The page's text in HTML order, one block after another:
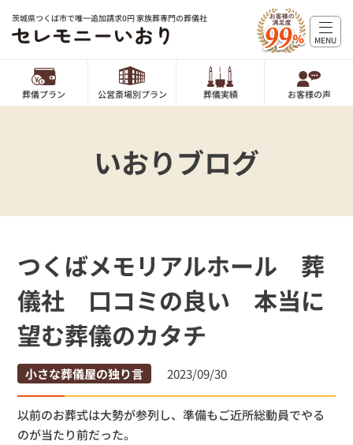
茨城県つくば市で唯一追加請求0円 家族葬専門の葬儀社
葬儀プラン 公営斎場別プラン 葬儀実績 お客様の声
MENU
いおりブログ
つくばメモリアルホール 葬
儀社 口コミの良い 本当に
望む葬儀のカタチ
小さな葬儀屋の独り言 2023/09/30
以前のお葬式は大勢が参列し、準備もご近所総動員でやる
のが当たり前だった。